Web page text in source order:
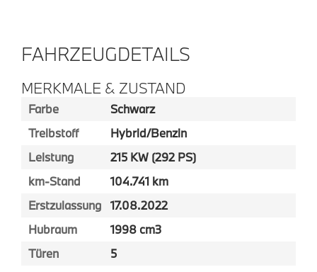
FAHRZEUGDETAILS
MERKMALE & ZUSTAND
Farbe
Schwarz
Treibstoff
Hybrid/Benzin
Leistung
215 KW (292 PS)
km-Stand
104.741 km
Erstzulassung
17.08.2022
Hubraum
1998 cm3
Türen
5